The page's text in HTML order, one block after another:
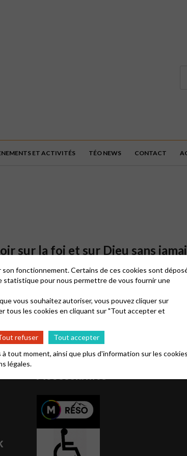
ET ACTIVITÉS TÉO NEWS CONTACT
sur la foi et sur Dieu sans
fonctionnement. Certains de ces cookies sont
statistique pour nous permettre de vous fournir une
vous souhaitez autoriser, vous pouvez cliquer sur
tous les cookies en cliquant sur "Tout accepter et
refuser
Tout accepter
tout moment, ainsi que plus d'information sur les cookies
légales.